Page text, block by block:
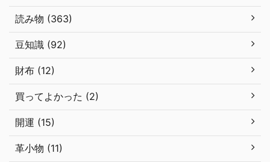
読み物 (363)
豆知識 (92)
財布 (12)
買ってよかった (2)
開運 (15)
革小物 (11)